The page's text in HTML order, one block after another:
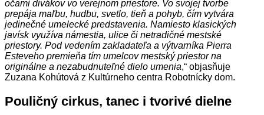
očami divákov vo verejnom priestore. Vo svojej tvorbe
prepája maľbu, hudbu, svetlo, tieň a pohyb, čím vytvára
jedinečné umelecké predstavenia. Namiesto klasických
javísk využíva námestia, ulice či netradičné mestské
priestory. Pod vedením zakladateľa a výtvarníka Pierra
Esteveho premieňa tím umelcov mestský priestor na
originálne a nezabudnuteľné dielo umenia,“ objasňuje
Zuzana Kohútová z Kultúrneho centra Robotnícky dom.
Pouličný cirkus, tanec i tvorivé dielne